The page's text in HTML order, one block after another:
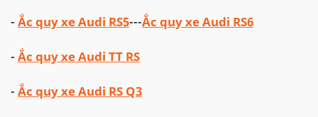
- Ắc quy xe Audi RS5---Ắc quy xe Audi RS6
- Ắc quy xe Audi TT RS
- Ắc quy xe Audi RS Q3